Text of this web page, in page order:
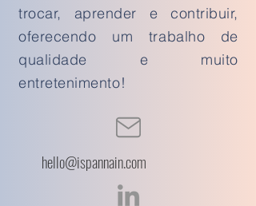
trocar, aprender e contribuir,
oferecendo um trabalho de
qualidade e muito
entretenimento!
hello@ispannain.com